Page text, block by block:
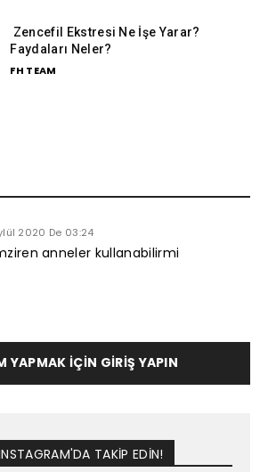
Zencefil Ekstresi Ne İşe Yarar?
Faydaları Neler?
FH TEAM
2020 De 03:24
anneler kullanabilirmi
YAPMAK İÇIN GIRIŞ YAPIN
TAKİP EDİN!